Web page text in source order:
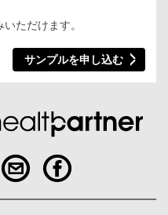
ただけます。
サンプルを申し込む